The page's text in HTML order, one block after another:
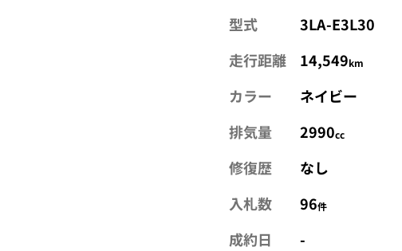
型式
3LA-E3L30
走行距離
14,549km
カラー
ネイビー
排気量
2990cc
修復歴
なし
入札数
96件
成約日 -